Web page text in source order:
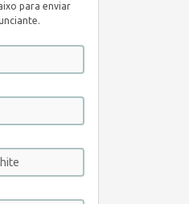
para enviar